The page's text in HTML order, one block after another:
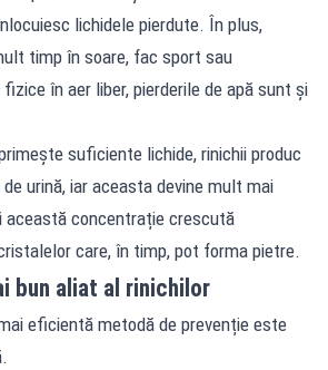
lichidele pierdute. În plus,
timp în soare, fac sport sau
în aer liber, pierderile de apă sunt și
suficiente lichide, rinichii produc
urină, iar aceasta devine mult mai
această concentrație crescută
care, în timp, pot forma pietre.
bun aliat al rinichilor
eficientă metodă de prevenție este